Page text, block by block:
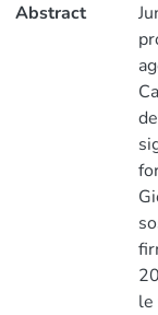
Abstract
le